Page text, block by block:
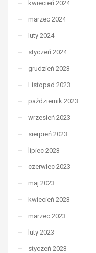
kwiecień 2024
marzec 2024
luty 2024
styczeń 2024
grudzień 2023
Listopad 2023
październik 2023
wrzesień 2023
sierpień 2023
lipiec 2023
czerwiec 2023
maj 2023
kwiecień 2023
marzec 2023
luty 2023
styczeń 2023